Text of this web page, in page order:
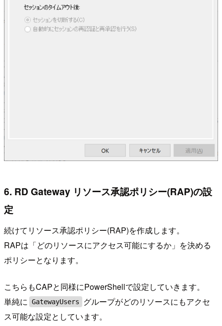
6. RD Gateway リソース承認ポリシー(RAP)の設
定
続けてリソース承認ポリシー(RAP)を作成します。
RAPは「どのリソースにアクセス可能にするか」を決める
ポリシーとなります。
こちらもCAPと同様にPowerShellで設定していきます。
単純に GatewayUsers
グループがどのリソースにもアクセ
ス可能な設定としています。